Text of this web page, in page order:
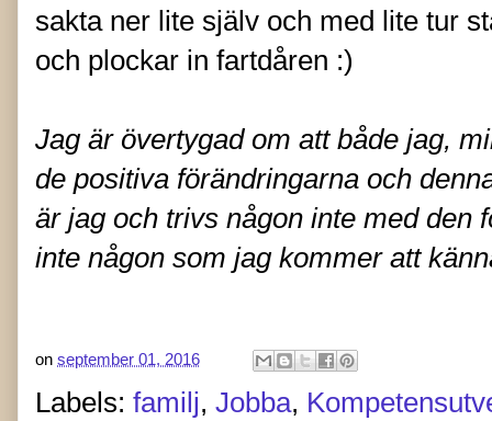
sakta ner lite själv och med lite tur
och plockar in fartdåren :)
Jag är övertygad om att både jag,
de positiva förändringarna och
är jag och trivs någon inte med den
inte någon som jag kommer att
on september 01, 2016
Labels: familj, Jobba,